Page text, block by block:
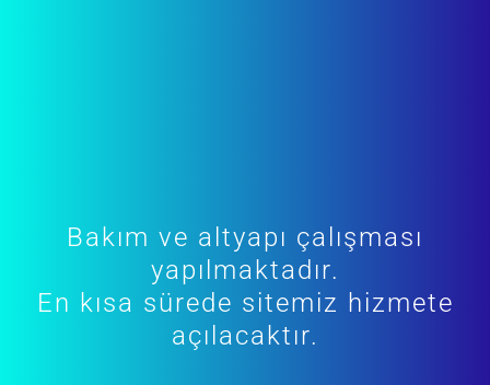
Bakım ve altyapı çalışması
yapılmaktadır.
En kısa sürede sitemiz hizmete
açılacaktır.